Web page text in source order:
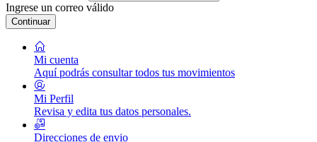
Ingrese un correo válido
Continuar
Mi cuenta
Aquí podrás consultar todos tus movimientos
Mi Perfil
Revisa y edita tus datos personales.
Direcciones de envio